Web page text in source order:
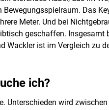
Das
Meter. Und bei
geschaffen. Insgesamt
Wackler ist im Vergleich zu
ich?
Unterschieden wird